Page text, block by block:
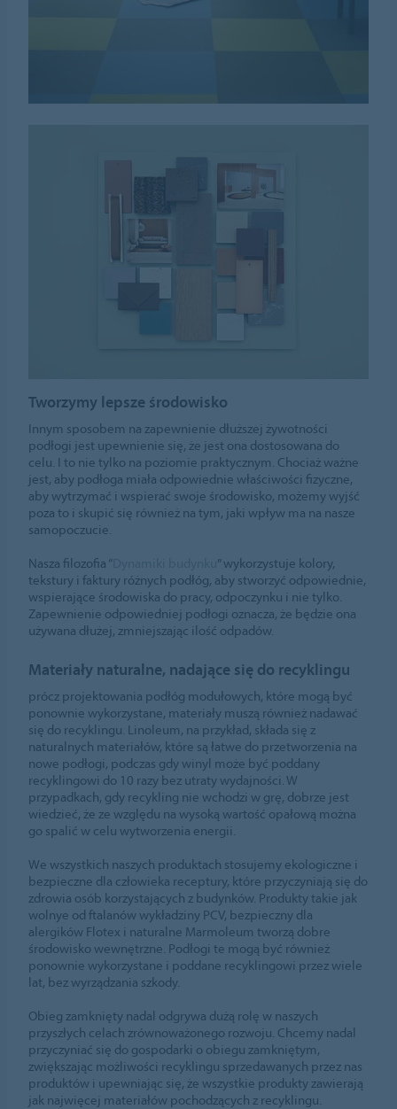
Tworzymy lepsze środowisko
Innym sposobem na zapewnienie dłuższej żywotności
podłogi jest upewnienie się, że jest ona dostosowana do
celu. I to nie tylko na poziomie praktycznym. Chociaż ważne
jest, aby podłoga miała odpowiednie właściwości fizyczne,
aby wytrzymać i wspierać swoje środowisko, możemy wyjść
poza to i skupić się również na tym, jaki wpływ ma na nasze
samopoczucie.
Nasza filozofia “
” wykorzystuje kolory,
tekstury i faktury różnych podłóg, aby stworzyć odpowiednie,
wspierające środowiska do pracy, odpoczynku i nie tylko.
Zapewnienie odpowiedniej podłogi oznacza, że będzie ona
używana dłużej, zmniejszając ilość odpadów.
Materiały naturalne, nadające się do recyklingu
prócz projektowania podłóg modułowych, które mogą być
ponownie wykorzystane, materiały muszą również nadawać
się do recyklingu. Linoleum, na przykład, składa się z
naturalnych materiałów, które są łatwe do przetworzenia na
nowe podłogi, podczas gdy winyl może być poddany
recyklingowi do 10 razy bez utraty wydajności. W
przypadkach, gdy recykling nie wchodzi w grę, dobrze jest
wiedzieć, że ze względu na wysoką wartość opałową można
go spalić w celu wytworzenia energii.
We wszystkich naszych produktach stosujemy ekologiczne i
bezpieczne dla człowieka receptury, które przyczyniają się do
zdrowia osób korzystających z budynków. Produkty takie jak
wolnye od ftalanów wykładziny PCV, bezpieczny dla
alergików Flotex i naturalne Marmoleum tworzą dobre
środowisko wewnętrzne. Podłogi te mogą być również
ponownie wykorzystane i poddane recyklingowi przez wiele
lat, bez wyrządzania szkody.
Obieg zamknięty nadal odgrywa dużą rolę w naszych
przyszłych celach zrównoważonego rozwoju. Chcemy nadal
przyczyniać się do gospodarki o obiegu zamkniętym,
zwiększając możliwości recyklingu sprzedawanych przez nas
produktów i upewniając się, że wszystkie produkty zawierają
jak najwięcej materiałów pochodzących z recyklingu.